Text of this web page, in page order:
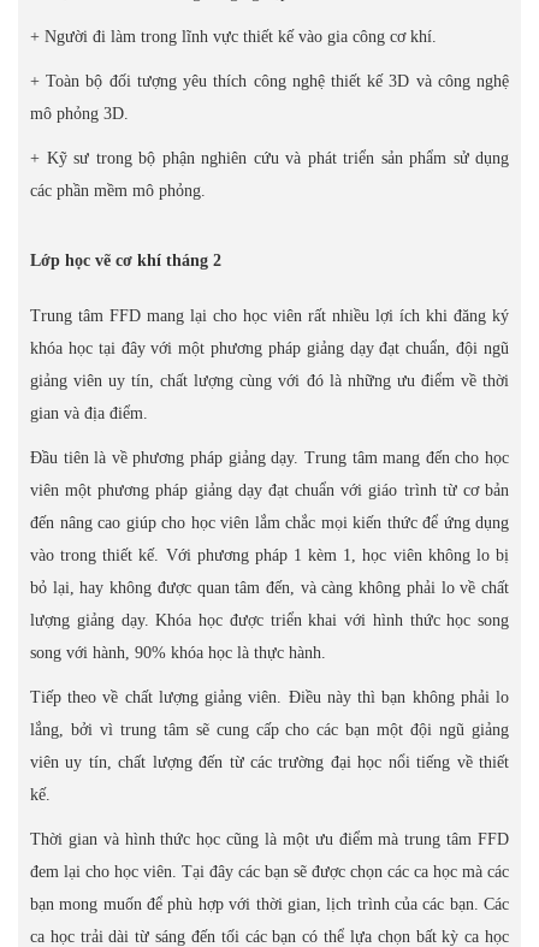
+ Người đi làm trong lĩnh vực thiết kế vào gia công cơ khí.
+ Toàn bộ đối tượng yêu thích công nghệ thiết kế 3D và công nghệ
mô phỏng 3D.
+ Kỹ sư trong bộ phận nghiên cứu và phát triển sản phẩm sử dụng
các phần mềm mô phỏng.
Lớp học vẽ cơ khí tháng 2
Trung tâm FFD mang lại cho học viên rất nhiều lợi ích khi đăng ký
khóa học tại đây với một phương pháp giảng dạy đạt chuẩn, đội ngũ
giảng viên uy tín, chất lượng cùng với đó là những ưu điểm về thời
gian và địa điểm.
Đầu tiên là về phương pháp giảng dạy. Trung tâm mang đến cho học
viên một phương pháp giảng dạy đạt chuẩn với giáo trình từ cơ bản
đến nâng cao giúp cho học viên lắm chắc mọi kiến thức để ứng dụng
vào trong thiết kế. Với phương pháp 1 kèm 1, học viên không lo bị
bỏ lại, hay không được quan tâm đến, và càng không phải lo về chất
lượng giảng dạy. Khóa học được triển khai với hình thức học song
song với hành, 90% khóa học là thực hành.
Tiếp theo về chất lượng giảng viên. Điều này thì bạn không phải lo
lắng, bởi vì trung tâm sẽ cung cấp cho các bạn một đội ngũ giảng
viên uy tín, chất lượng đến từ các trường đại học nổi tiếng về thiết
kế.
Thời gian và hình thức học cũng là một ưu điểm mà trung tâm FFD
đem lại cho học viên. Tại đây các bạn sẽ được chọn các ca học mà các
bạn mong muốn để phù hợp với thời gian, lịch trình của các bạn. Các
ca học trải dài từ sáng đến tối các bạn có thể lựa chọn bất kỳ ca học